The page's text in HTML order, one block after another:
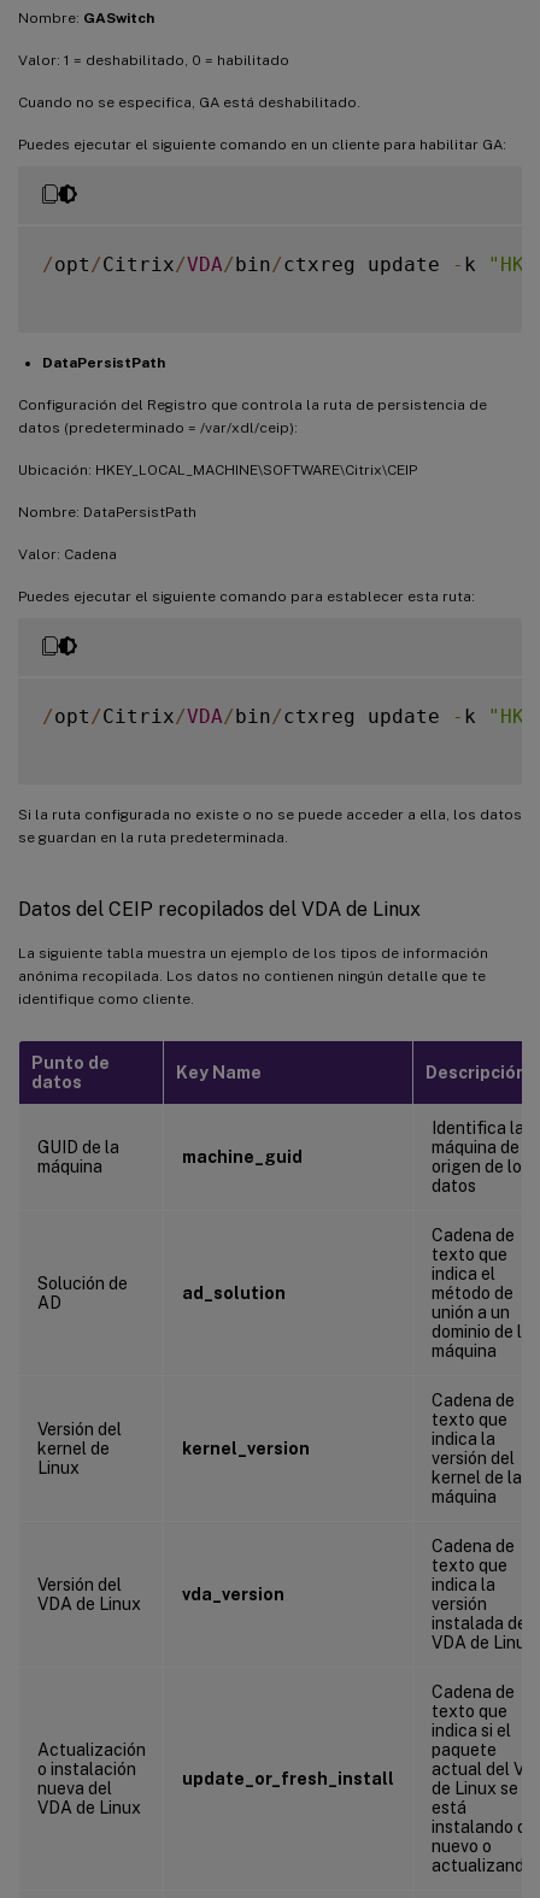
Nombre: GASwitch
Valor: 1 = deshabilitado, 0 = habilitado
Cuando no se especifica, GA está deshabilitado.
Puedes ejecutar el siguiente comando en un cliente para habilitar GA:
/opt /Citrix/VDA/bin/ctxreg update - k
DataPersistPath
Configuración del Registro que controla la ruta de persistencia de
datos (predeterminado = /var/xdl/ceip):
Ubicación: HKEY_LOCAL_MACHINE\SOFTWARE\Citrix\CEIP
Nombre: DataPersistPath
Valor: Cadena
Puedes ejecutar el siguiente comando para establecer esta ruta:
/opt /Citrix/VDA/bin/ctxreg update - k
Si la ruta configurada no existe o no se puede acceder a ella, los datos
se guardan en la ruta predeterminada.
Datos del CEIP recopilados del VDA de Linux
La siguiente tabla muestra un ejemplo de los tipos de información
anónima recopilada. Los datos no contienen ningún detalle que te
identifique como cliente.
Punto de
datos
Key Name Descripción
GUID de la
máquina
machine_guid
Identifica la
máquina de
origen de los
datos
Solución de
AD
ad_solution
Cadena de
texto que
indica el
método de
unión a un
dominio de la
máquina
Versión del
kernel de
Linux
kernel_version
Cadena de
texto que
indica la
versión del
kernel de la
máquina
Versión del
VDA de Linux
vda_version
Cadena de
texto que
indica la
versión
instalada del
VDA de Linux.
Actualización
o instalación
nueva del
VDA de Linux
update_or_fresh_install
Cadena de
texto que
indica si el
paquete
actual del
de Linux se
está
instalando de
nuevo o
actualizando